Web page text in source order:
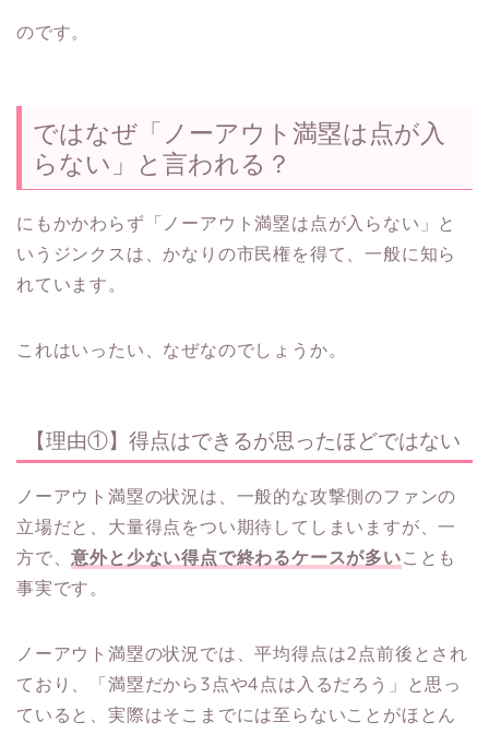
のです。
ではなぜ「ノーアウト満塁は点が入
らない」と言われる？
にもかかわらず「ノーアウト満塁は点が入らない」と
いうジンクスは、かなりの市民権を得て、一般に知ら
れています。
これはいったい、なぜなのでしょうか。
【理由①】得点はできるが思ったほどではない
ノーアウト満塁の状況は、一般的な攻撃側のファンの
立場だと、大量得点をつい期待してしまいますが、一
方で、意外と少ない得点で終わるケースが多いことも
事実です。
ノーアウト満塁の状況では、平均得点は2点前後とされ
ており、「満塁だから3点や4点は入るだろう」と思っ
ていると、実際はそこまでには至らないことがほとん